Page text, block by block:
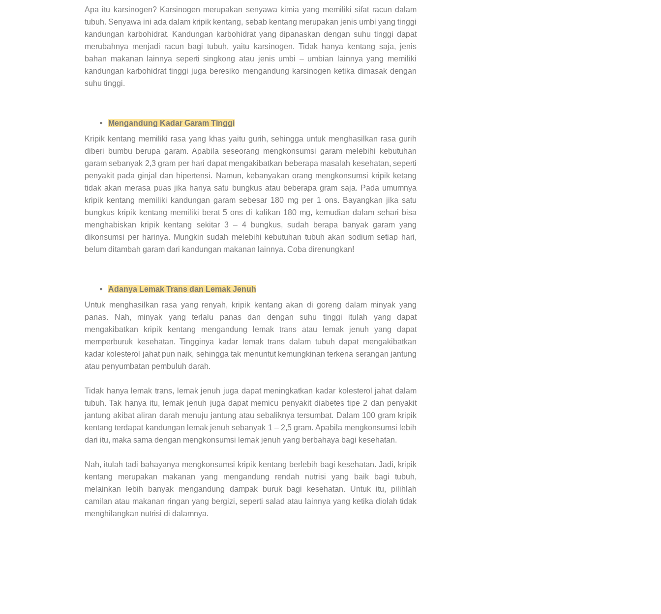
Apa itu karsinogen? Karsinogen merupakan senyawa kimia yang memiliki sifat racun dalam
tubuh. Senyawa ini ada dalam kripik kentang, sebab kentang merupakan jenis umbi yang tinggi
kandungan karbohidrat. Kandungan karbohidrat yang dipanaskan dengan suhu tinggi dapat
merubahnya menjadi racun bagi tubuh, yaitu karsinogen. Tidak hanya kentang saja, jenis
bahan makanan lainnya seperti singkong atau jenis umbi – umbian lainnya yang memiliki
kandungan karbohidrat tinggi juga beresiko mengandung karsinogen ketika dimasak dengan
suhu tinggi.
Mengandung Kadar Garam Tinggi
Kripik kentang memiliki rasa yang khas yaitu gurih, sehingga untuk menghasilkan rasa gurih
diberi bumbu berupa garam. Apabila seseorang mengkonsumsi garam melebihi kebutuhan
garam sebanyak 2,3 gram per hari dapat mengakibatkan beberapa masalah kesehatan, seperti
penyakit pada ginjal dan hipertensi. Namun, kebanyakan orang mengkonsumsi kripik ketang
tidak akan merasa puas jika hanya satu bungkus atau beberapa gram saja. Pada umumnya
kripik kentang memiliki kandungan garam sebesar 180 mg per 1 ons. Bayangkan jika satu
bungkus kripik kentang memiliki berat 5 ons di kalikan 180 mg, kemudian dalam sehari bisa
menghabiskan kripik kentang sekitar 3 – 4 bungkus, sudah berapa banyak garam yang
dikonsumsi per harinya. Mungkin sudah melebihi kebutuhan tubuh akan sodium setiap hari,
belum ditambah garam dari kandungan makanan lainnya. Coba direnungkan!
Adanya Lemak Trans dan Lemak Jenuh
Untuk menghasilkan rasa yang renyah, kripik kentang akan di goreng dalam minyak yang
panas. Nah, minyak yang terlalu panas dan dengan suhu tinggi itulah yang dapat
mengakibatkan kripik kentang mengandung lemak trans atau lemak jenuh yang dapat
memperburuk kesehatan. Tingginya kadar lemak trans dalam tubuh dapat mengakibatkan
kadar kolesterol jahat pun naik, sehingga tak menuntut kemungkinan terkena serangan jantung
atau penyumbatan pembuluh darah.
Tidak hanya lemak trans, lemak jenuh juga dapat meningkatkan kadar kolesterol jahat dalam
tubuh. Tak hanya itu, lemak jenuh juga dapat memicu penyakit diabetes tipe 2 dan penyakit
jantung akibat aliran darah menuju jantung atau sebaliknya tersumbat. Dalam 100 gram kripik
kentang terdapat kandungan lemak jenuh sebanyak 1 – 2,5 gram. Apabila mengkonsumsi lebih
dari itu, maka sama dengan mengkonsumsi lemak jenuh yang berbahaya bagi kesehatan.
Nah, itulah tadi bahayanya mengkonsumsi kripik kentang berlebih bagi kesehatan. Jadi, kripik
kentang merupakan makanan yang mengandung rendah nutrisi yang baik bagi tubuh,
melainkan lebih banyak mengandung dampak buruk bagi kesehatan. Untuk itu, pilihlah
camilan atau makanan ringan yang bergizi, seperti salad atau lainnya yang ketika diolah tidak
menghilangkan nutrisi di dalamnya.